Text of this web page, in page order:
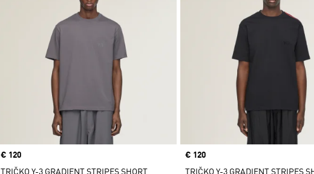
Price
€ 120
TRIČKO Y-3 GRADIENT STRIPES SHORT
Price
€ 120
TRIČKO Y-3 GRADIENT STRIPES